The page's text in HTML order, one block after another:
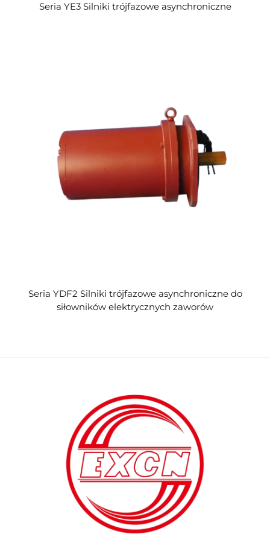
Seria YE3 Silniki trójfazowe asynchroniczne
Seria YDF2 Silniki trójfazowe asynchroniczne do
siłowników elektrycznych zaworów